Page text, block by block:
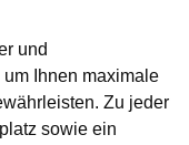
und
Ihnen maximale
Zu jeder
sowie ein